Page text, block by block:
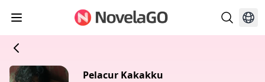
Pelacur Kakakku